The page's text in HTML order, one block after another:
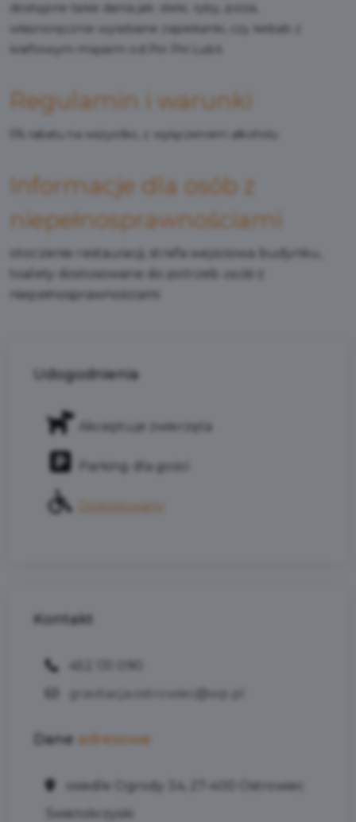
dostępne takie dania jak: steki, ryby, pizza,
własnoręcznie wyrabiane zapiekanki, czy kebab z
kraftowym mięsem od Piri Piri Lubli.
Regulamin i warunki
5% rabatu na wszystko, z wyłączeniem alkoholu
Informacje dla osób z
niepełnosprawnościami
otoczenie restauracji, strefa wejściowa budynku,
toalety dostosowane do potrzeb
osób
niepełnosprawnościami
Udogodnienia
Akceptuje zwierzęta
Parking dla gości
Dostosowany
Kontakt
gravitacja.ostrowiec@wp.pl
Dane adresowe
osiedle Ogrody 34, 27-400 Ostrowiec
Świetokrzyski